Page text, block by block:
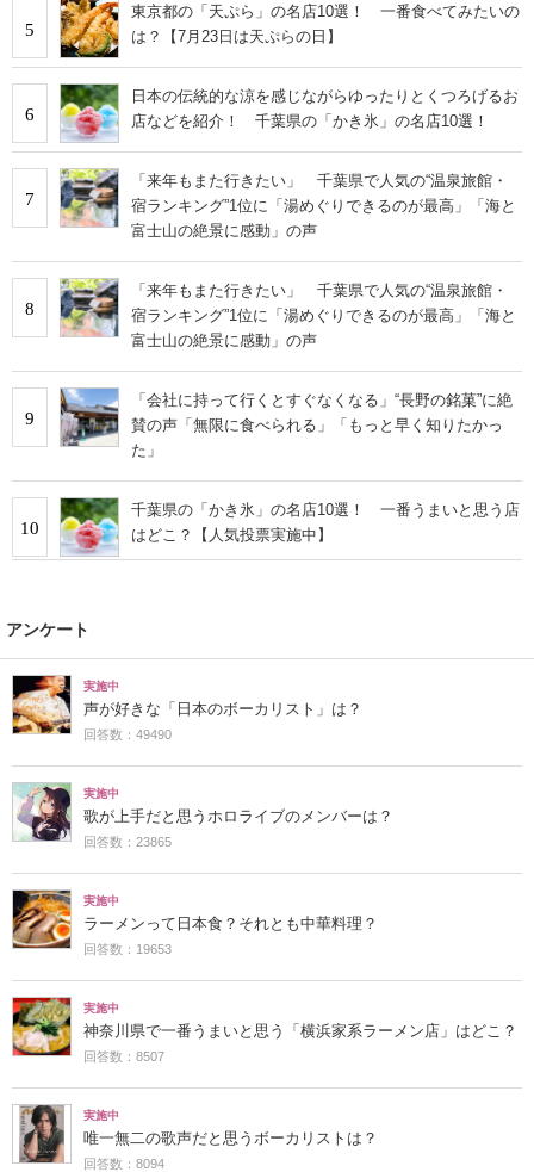
5
東京都の「天ぷら」の名店10選！ 一番食べてみたいの
は？【7月23日は天ぷらの日】
6
日本の伝統的な涼を感じながらゆったりとくつろげるお
店などを紹介！ 千葉県の「かき氷」の名店10選！
7
「来年もまた行きたい」 千葉県で人気の“温泉旅館・
宿ランキング”1位に「湯めぐりできるのが最高」「海と
富士山の絶景に感動」の声
8
「来年もまた行きたい」 千葉県で人気の“温泉旅館・
宿ランキング”1位に「湯めぐりできるのが最高」「海と
富士山の絶景に感動」の声
9
「会社に持って行くとすぐなくなる」“長野の銘菓”に絶
賛の声「無限に食べられる」「もっと早く知りたかっ
た」
10
千葉県の「かき氷」の名店10選！ 一番うまいと思う店
はどこ？【人気投票実施中】
アンケート
実施中
声が好きな「日本のボーカリスト」は？
回答数：49490
実施中
歌が上手だと思うホロライブのメンバーは？
回答数：23865
実施中
ラーメンって日本食？それとも中華料理？
回答数：19653
実施中
神奈川県で一番うまいと思う「横浜家系ラーメン店」はどこ？
回答数：8507
実施中
唯一無二の歌声だと思うボーカリストは？
回答数：8094